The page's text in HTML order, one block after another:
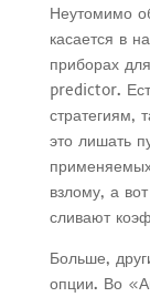
Неутомимо
касается в
приборах
predictor.
стратегиям,
это лишать
взлому, а
сливают
Больше,
опции. Во